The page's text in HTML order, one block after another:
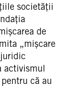
societății
de
„mișcare
activismul
că au